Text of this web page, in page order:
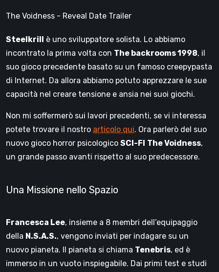
The Voidness - Reveal Date Trailer
Steelkrill
è uno sviluppatore solista. Lo abbiamo
incontrato la prima volta con The backrooms 1998, il
suo gioco precedente basato su un famoso creepypasta
di Internet. Da allora abbiamo potuto apprezzare le sue
capacità nel creare tensione e ansia nei suoi giochi.
Non mi soffermerò sui lavori precedenti, se vi interessa
potete trovare il nostro articolo qui. Ora parlerò del suo
nuovo gioco horror psicologico SCI-FI The Voidness,
un grande passo avanti rispetto al suo predecessore.
Una Missione nello Spazio
Francesca Lee, insieme a 8 membri dell’equipaggio
della N.S.A.S., vengono inviati per indagare su un
nuovo pianeta. Il pianeta si chiama Tenebris, ed è
immerso in un vuoto inspiegabile. Dai primi test e studi